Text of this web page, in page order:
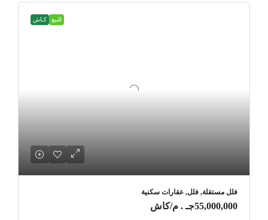
للبيع كـاش
فلل مستقلة, فلل, عقارات سكنية
55,000,000جـ . م /كاش